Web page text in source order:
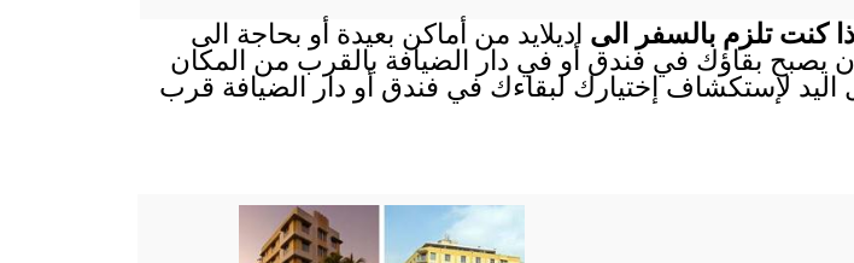
كنت تلزم بالسفر الى اديلايد من أماكن بعيدة أو بحاجة الى
إذن يصبح بقاؤك في فندق أو في دار الضيافة بالقرب من المكان
اليد لإستكشاف إختيارك لبقاءك في فندق أو دار الضيافة قرب